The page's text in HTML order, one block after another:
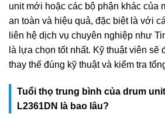
unit mới hoặc các bộ phận khác của
an toàn và hiệu quả, đặc biệt là với
liên hệ dịch vụ chuyên nghiệp như
là lựa chọn tốt nhất. Kỹ thuật viên sẽ
thay thế đúng kỹ thuật và kiểm tra
Tuổi thọ trung bình của drum
L2361DN là bao lâu?